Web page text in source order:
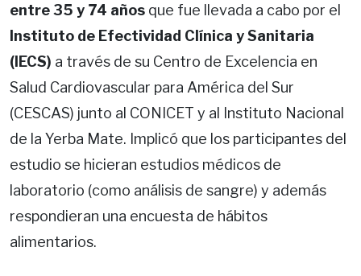
entre 35 y 74 años que fue llevada a cabo por el
Instituto de Efectividad Clínica y Sanitaria
(IECS) a través de su Centro de Excelencia en
Salud Cardiovascular para América del Sur
(CESCAS) junto al CONICET y al Instituto Nacional
de la Yerba Mate. Implicó que los participantes del
estudio se hicieran estudios médicos de
laboratorio (como análisis de sangre) y además
respondieran una encuesta de hábitos
alimentarios.